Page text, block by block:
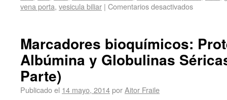
vena porta, vesicula biliar | Comentarios desactivados
Marcadores bioquímicos:
Albúmina y Globulinas
Parte)
Publicado el 14 mayo, 2014porAitor Fraile